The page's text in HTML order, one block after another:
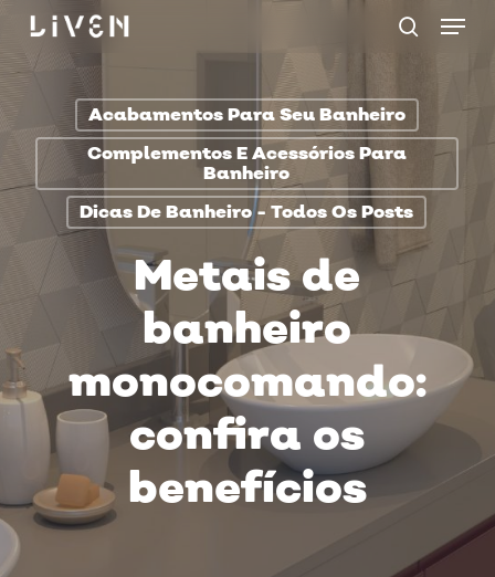
Skip
main
Menu
Acabamentos Para Seu Banheiro
Complementos E Acessórios Para
Banheiro
Dicas De Banheiro - Todos Os Posts
Metais de
banheiro
monocomando:
confira os
benefícios